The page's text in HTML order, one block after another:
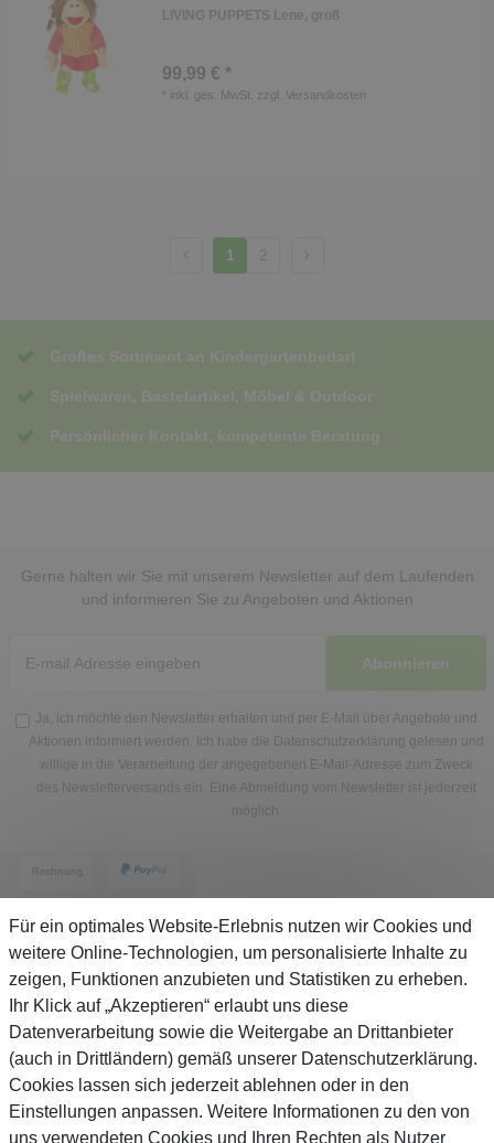
LIVING PUPPETS Lene, groß
99,99 € *
* inkl. ges. MwSt. zzgl. Versandkosten
1 2
Großes Sortiment an Kindergartenbedarf
Spielwaren, Bastelartikel, Möbel & Outdoor
Persönlicher Kontakt, kompetente Beratung
Gerne halten wir Sie mit unserem Newsletter auf dem Laufenden
und informieren Sie zu Angeboten und Aktionen
Abonnieren
Ja, ich möchte den Newsletter erhalten und per E-Mail über Angebote und
Aktionen informiert werden. Ich habe die Datenschutzerklärung gelesen und
willige in die Verarbeitung der angegebenen E-Mail-Adresse zum Zweck
des Newsletterversands ein. Eine Abmeldung vom Newsletter ist jederzeit
möglich.
Service
Unternehmen
Für ein optimales Website-Erlebnis nutzen wir Cookies und
weitere Online-Technologien, um personalisierte Inhalte zu
zeigen, Funktionen anzubieten und Statistiken zu erheben.
Ihr Klick auf „Akzeptieren“ erlaubt uns diese
Datenverarbeitung sowie die Weitergabe an Drittanbieter
(auch in Drittländern) gemäß unserer Datenschutzerklärung.
Cookies lassen sich jederzeit ablehnen oder in den
Einstellungen anpassen. Weitere Informationen zu den von
uns verwendeten Cookies und Ihren Rechten als Nutzer